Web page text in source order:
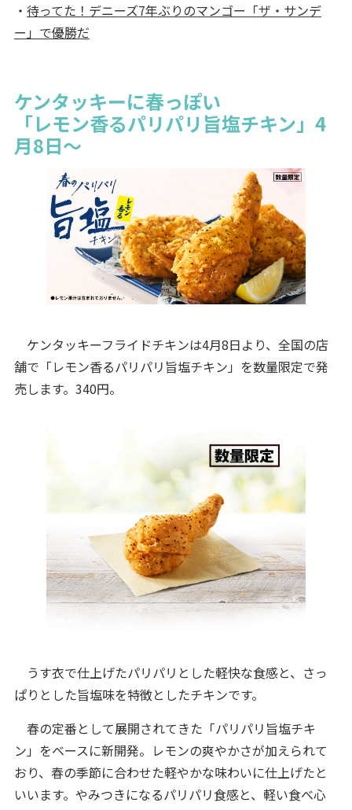
・ 待ってた！デニーズ7年ぶりのマンゴー「ザ・サンデ
ー」で優勝だ
ケンタッキーに春っぽい
「レモン香るパリパリ旨塩チキン」4
月8日～
ケンタッキーフライドチキンは4月8日より、全国の店
舗で「レモン香るパリパリ旨塩チキン」を数量限定で発
売します。340円。
うす衣で仕上げたパリパリとした軽快な食感と、さっ
ぱりとした旨塩味を特徴としたチキンです。
春の定番として展開されてきた「パリパリ旨塩チキ
ン」をベースに新開発。レモンの爽やかさが加えられて
おり、春の季節に合わせた軽やかな味わいに仕上げたと
いいます。やみつきになるパリパリ食感と、軽い食べ心